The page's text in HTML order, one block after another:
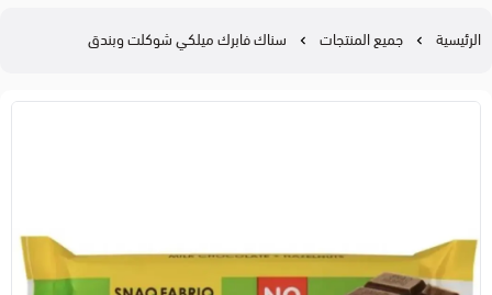
الرئيسية جميع المنتجات سناك فابرك ميلكي شوكلت وبندق